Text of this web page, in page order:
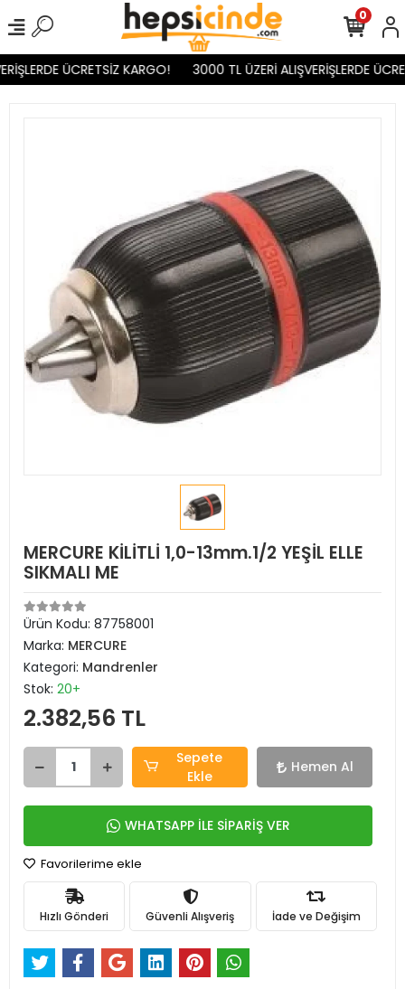
ÜCRETSİZ KARGO! 3000 TL ÜZERİ ALIŞVERİŞLERDE
0
MERCURE KİLİTLİ 1,0-13mm.1/2 YEŞİL ELLE
SIKMALI ME
Ürün Kodu: 87758001
Marka: MERCURE
Kategori: Mandrenler
Stok: 20+
2.382,56 TL
Sepete
Ekle
Hemen Al
WHATSAPP İLE SİPARİŞ VER
Favorilerime ekle
Hızlı Gönderi Güvenli Alışveriş İade ve Değişim